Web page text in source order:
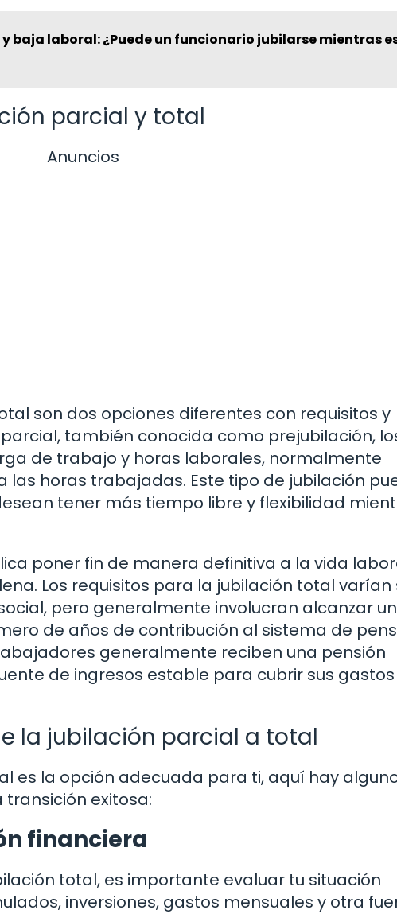
baja laboral: ¿Puede un funcionario jubilarse mientras
parcial y total
Anuncios
son dos opciones diferentes con requisitos y
también conocida como prejubilación,
de trabajo y horas laborales, normalmente
las horas trabajadas. Este tipo de jubilación
tener más tiempo libre y flexibilidad
poner fin de manera definitiva a la vida
Los requisitos para la jubilación total varían
pero generalmente involucran alcanzar
de años de contribución al sistema de
generalmente reciben una pensión
de ingresos estable para cubrir sus gastos
la jubilación parcial a total
es la opción adecuada para ti, aquí hay
exitosa:
financiera
total, es importante evaluar tu situación
inversiones, gastos mensuales y otra